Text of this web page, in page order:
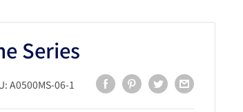
Series
A0500MS-06-1